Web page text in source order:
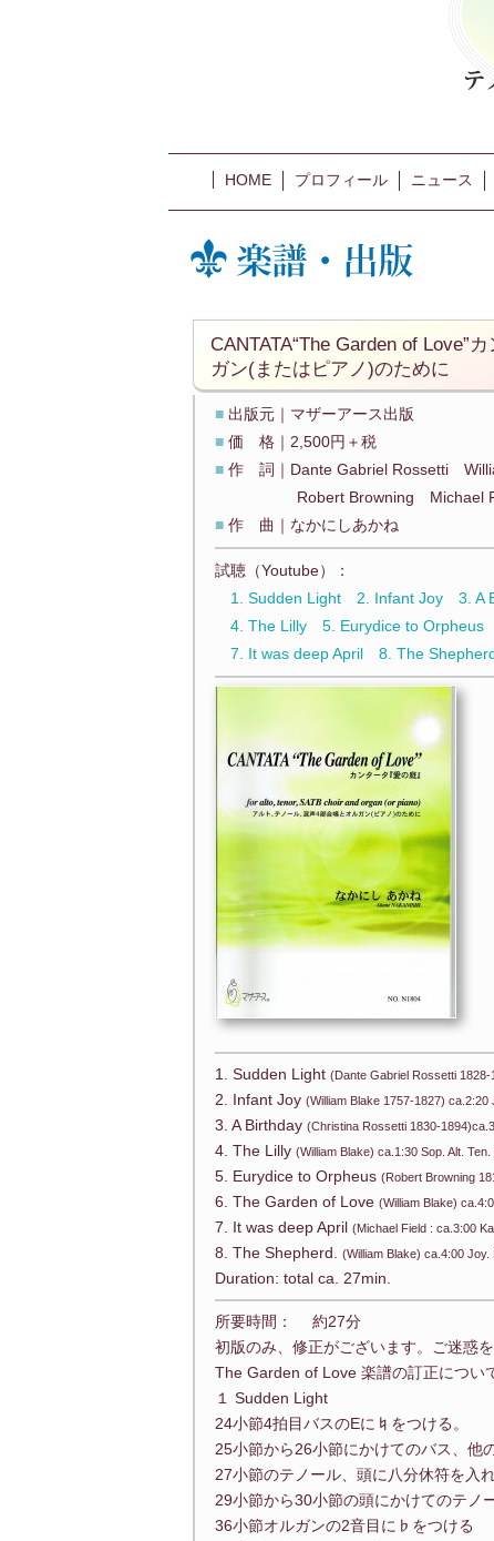
HOME プロフィール ニュース
CANTATA“The Garden of Love”
ガン(またはピアノ)のために
■ 出版元｜マザーアース出版
■ 価 格｜2,500円＋税
■ 作 詞｜Dante Gabriel Rossetti
Robert Browning Michael
■ 作 曲｜なかにしあかね
試聴（Youtube）：
1. Sudden Light
2. Infant Joy
3. A
4. The Lilly
5. Eurydice to Orpheus
7. It was deep April
8. The
1. Sudden Light (Dante Gabriel Rossetti 1828-
2. Infant Joy (William Blake 1757-1827) ca.2:20
3. A Birthday (Christina Rossetti 1830-
4. The Lilly (William Blake) ca.1:30 Sop. Alt. Ten.
5. Eurydice to Orpheus (Robert Browning
6. The Garden of Love (William Blake)
7. It was deep April (Michael Field : ca.3:00
8. The Shepherd. (William Blake) ca.4:00 Joy.
Duration: total ca. 27min.
所要時間： 約27分
初版のみ、修正がございます。ご迷惑
The Garden of Love 楽譜の訂正につい
１ Sudden Light
24小節4拍目バスのEに♮をつける。
25小節から26小節にかけてのバス、他
27小節のテノール、頭に八分休符を入
29小節から30小節の頭にかけてのテノ
36小節オルガンの2音目に♭をつける